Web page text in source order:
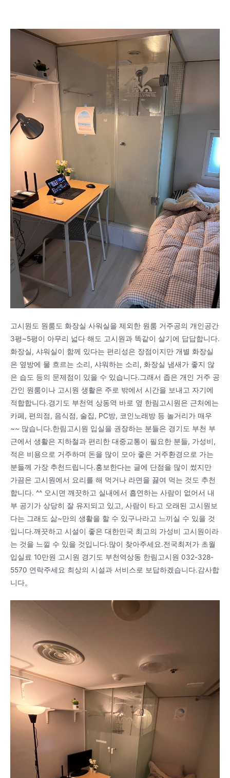
고시원도 원룸도 화장실 사워실을 제외한 원룸 거주공의 개인공간
3평~5평이 아무리 넓다 해도 고시원과 똑같이 살기에 답답합니다.
화장실, 샤워실이 함께 있다는 편리성은 장점이지만 개별 화장실
은 옆방에 물 흐르는 소리, 샤워하는 소리, 화장실 냄새가 좋지 않
은 습도 등의 문제점이 있을 수 있습니다.그래서 좁은 개인 거주 공
간인 원룸이나 고시원 생활은 주로 밖에서 시간을 보내고 자기에
적합합니다.경기도 부천역 상동역 바로 옆 한림고시원은 근처에는
카페, 편의점, 음식점, 술집, PC방, 코인노래방 등 놀거리가 매우
~~ 많습니다.한림고시원 입실을 권장하는 분들은 경기도 부천 부
근에서 생활은 지하철과 편리한 대중교통이 필요한 분들, 가성비,
적은 비용으로 거주하며 돈을 많이 모아 좋은 거주환경으로 가는
분들께 가장 추천드립니다.홍보한다는 글에 단점을 많이 썼지만
가끔은 고시원에서 요리를 해 먹거나 라면을 끓여 먹는 것도 추천
합니다. ^^ 오시면 깨끗하고 실내에서 흡연하는 사람이 없어서 내
부 공기가 상당히 잘 유지되고 있고, 사람이 타고 오래된 고시원보
다는 그래도 삶~만의 생활을 할 수 있구나라고 느끼실 수 있을 것
입니다.깨끗하고 시설이 좋은 대한민국 최고의 가성비 고시원이라
는 것을 느낄 수 있을 것입니다.많이 찾아주세요.전국최저가 초월
입실료 10만원 고시원 경기도 부천역상동 한림고시원 032-328-
5570 연락주세요 최상의 시설과 서비스로 보답하겠습니다.감사합
니다。